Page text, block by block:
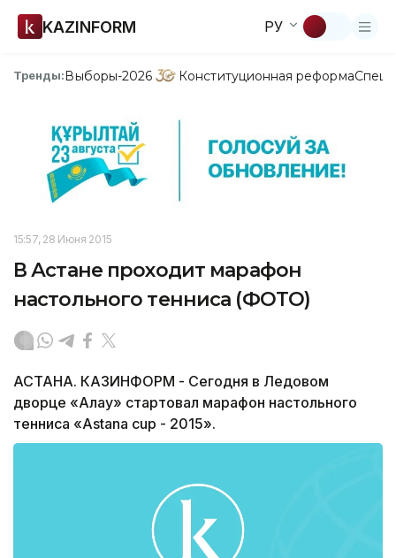
KAZINFORM РУ
Тренды:Выборы-2026 Конституционная реформа
15:57, 28 Июня 2015
В Астане проходит марафон
настольного тенниса (ФОТО)
АСТАНА. КАЗИНФОРМ - Сегодня в Ледовом
дворце «Алау» стартовал марафон настольного
тенниса «Astana cup - 2015».